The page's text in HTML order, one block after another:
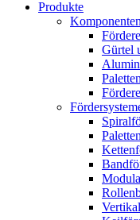
Produkte
Gürtel